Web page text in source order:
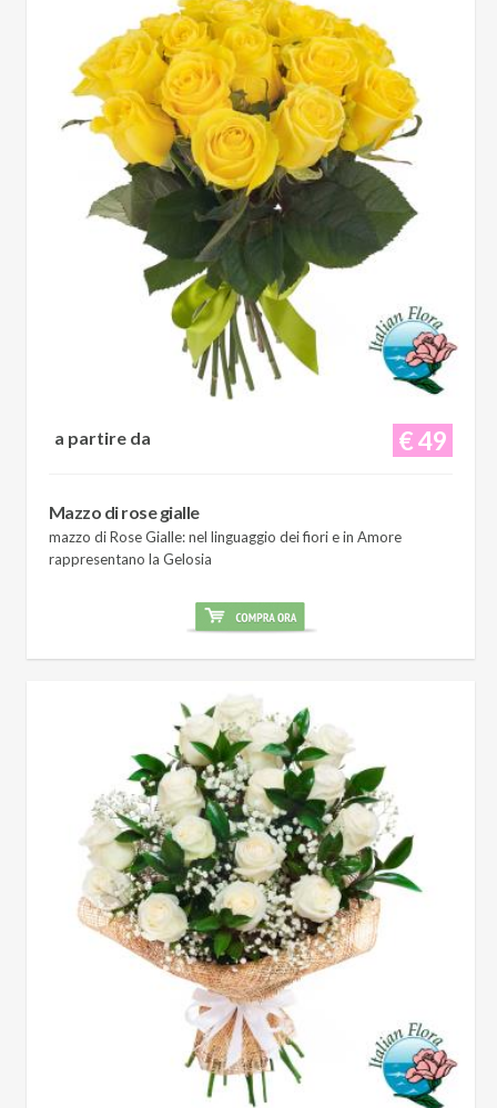
€ 49
a partire da
Mazzo di rose gialle
mazzo di Rose Gialle: nel linguaggio dei fiori e in Amore
rappresentano la Gelosia